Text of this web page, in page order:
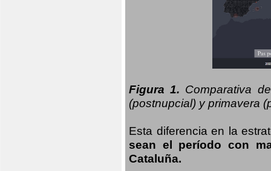
Figura 1. Comparativa
(postnupcial) y primavera
Esta diferencia en la
sean el período con
Cataluña.